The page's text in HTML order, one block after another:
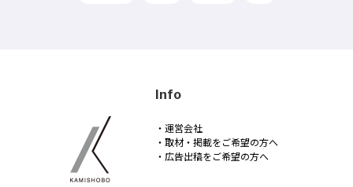
Info
・運営会社
・取材・掲載をご希望の方へ
・広告出稿をご希望の方へ